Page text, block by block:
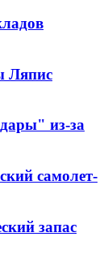
Ляпис
из-за
самолет-
запас